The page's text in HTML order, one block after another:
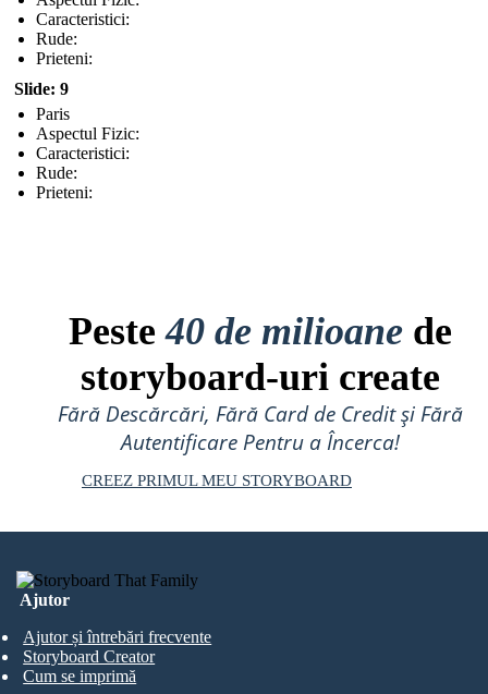
Caracteristici:
Rude:
Prieteni:
Slide: 9
Paris
Aspectul Fizic:
Caracteristici:
Rude:
Prieteni:
Peste40 de milioane de
storyboard-uri create
Fără Descărcări, Fără Card de Credit și Fără
Autentificare Pentru a Încerca!
CREEZ PRIMUL MEU STORYBOARD
Ajutor
Ajutor și întrebări frecvente
Storyboard Creator
Cum se imprimă